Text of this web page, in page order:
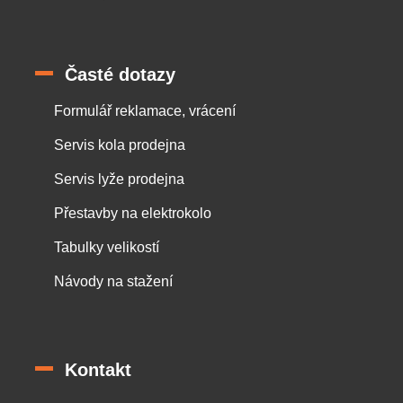
Časté dotazy
Formulář reklamace, vrácení
Servis kola prodejna
Servis lyže prodejna
Přestavby na elektrokolo
Tabulky velikostí
Návody na stažení
Kontakt